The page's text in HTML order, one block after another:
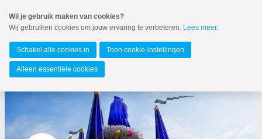
naar
Spring
de
inhoud
Spring
naar
MENU
Wil je gebruik maken van cookies?
Wij gebruiken cookies om jouw ervaring te verbeteren. Lees meer.
Schakel alle cookies in Toon cookie-instellingen
Alleen essentiële cookies